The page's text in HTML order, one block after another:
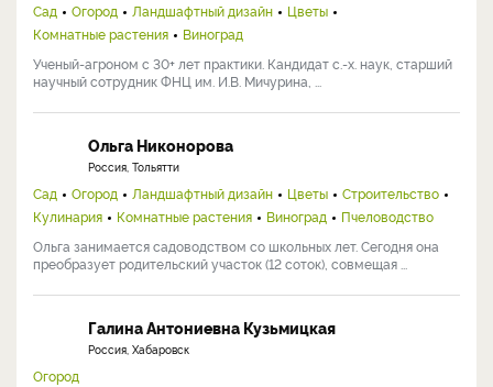
Сад Огород Ландшафтный дизайн
Цветы
Комнатные растения
Виноград
Ученый-агроном с 30+ лет практики. Кандидат с.-х. наук, старший
научный сотрудник ФНЦ им. И.В. Мичурина, ...
Ольга Никонорова
Россия, Тольятти
Сад Огород Ландшафтный дизайн Цветы
Строительство
Кулинария
Комнатные растения Виноград
Пчеловодство
Ольга занимается садоводством со школьных лет. Сегодня она
преобразует родительский участок (12 соток), совмещая ...
Галина Антониевна Кузьмицкая
Россия, Хабаровск
Огород